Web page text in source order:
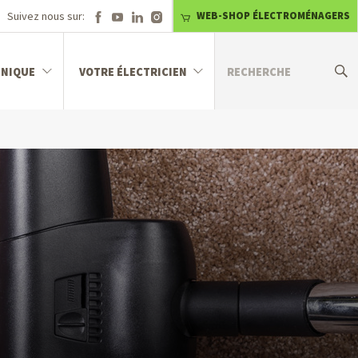
WEB-SHOP ÉLECTROMÉNAGERS
Suivez nous sur:
VOTRE ÉLECTRICIEN